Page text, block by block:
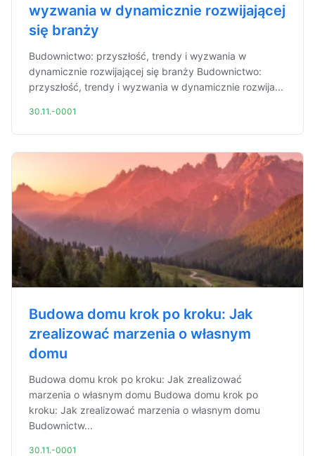
wyzwania w dynamicznie rozwijającej
się branży
Budownictwo: przyszłość, trendy i wyzwania w
dynamicznie rozwijającej się branży Budownictwo:
przyszłość, trendy i wyzwania w dynamicznie rozwija...
30.11.-0001
Budowa domu krok po kroku: Jak
zrealizować marzenia o własnym
domu
Budowa domu krok po kroku: Jak zrealizować
marzenia o własnym domu Budowa domu krok po
kroku: Jak zrealizować marzenia o własnym domu
Budownictw...
30.11.-0001